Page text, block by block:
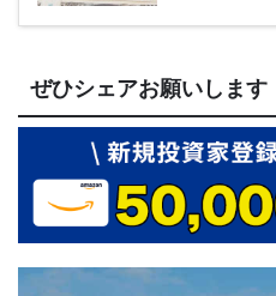
ぜひシェアお願いします